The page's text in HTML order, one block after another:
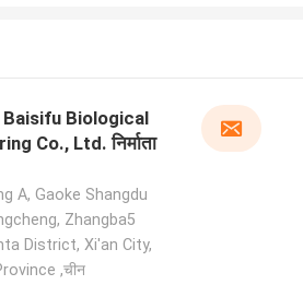
Baisifu Biological
Co., Ltd. निर्माता
A, Gaoke Shangdu
Zhangba5
District, Xi'an City,
,चीन